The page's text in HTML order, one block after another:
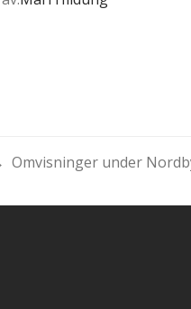
Omvisninger under